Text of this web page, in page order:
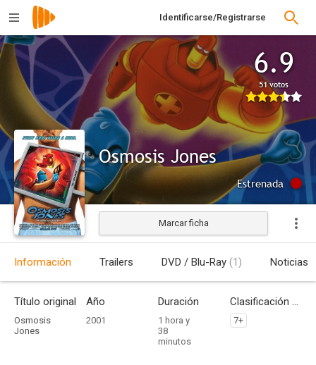
Identificarse/Registrarse
6.9
51 votos
Osmosis Jones
Estrenada
Marcar ficha
Información Trailers DVD / Blu-Ray (1) Noticias
Título original
Osmosis
Jones
Año
2001
Duración
1 hora y
38
minutos
Clasificación por edades
7+